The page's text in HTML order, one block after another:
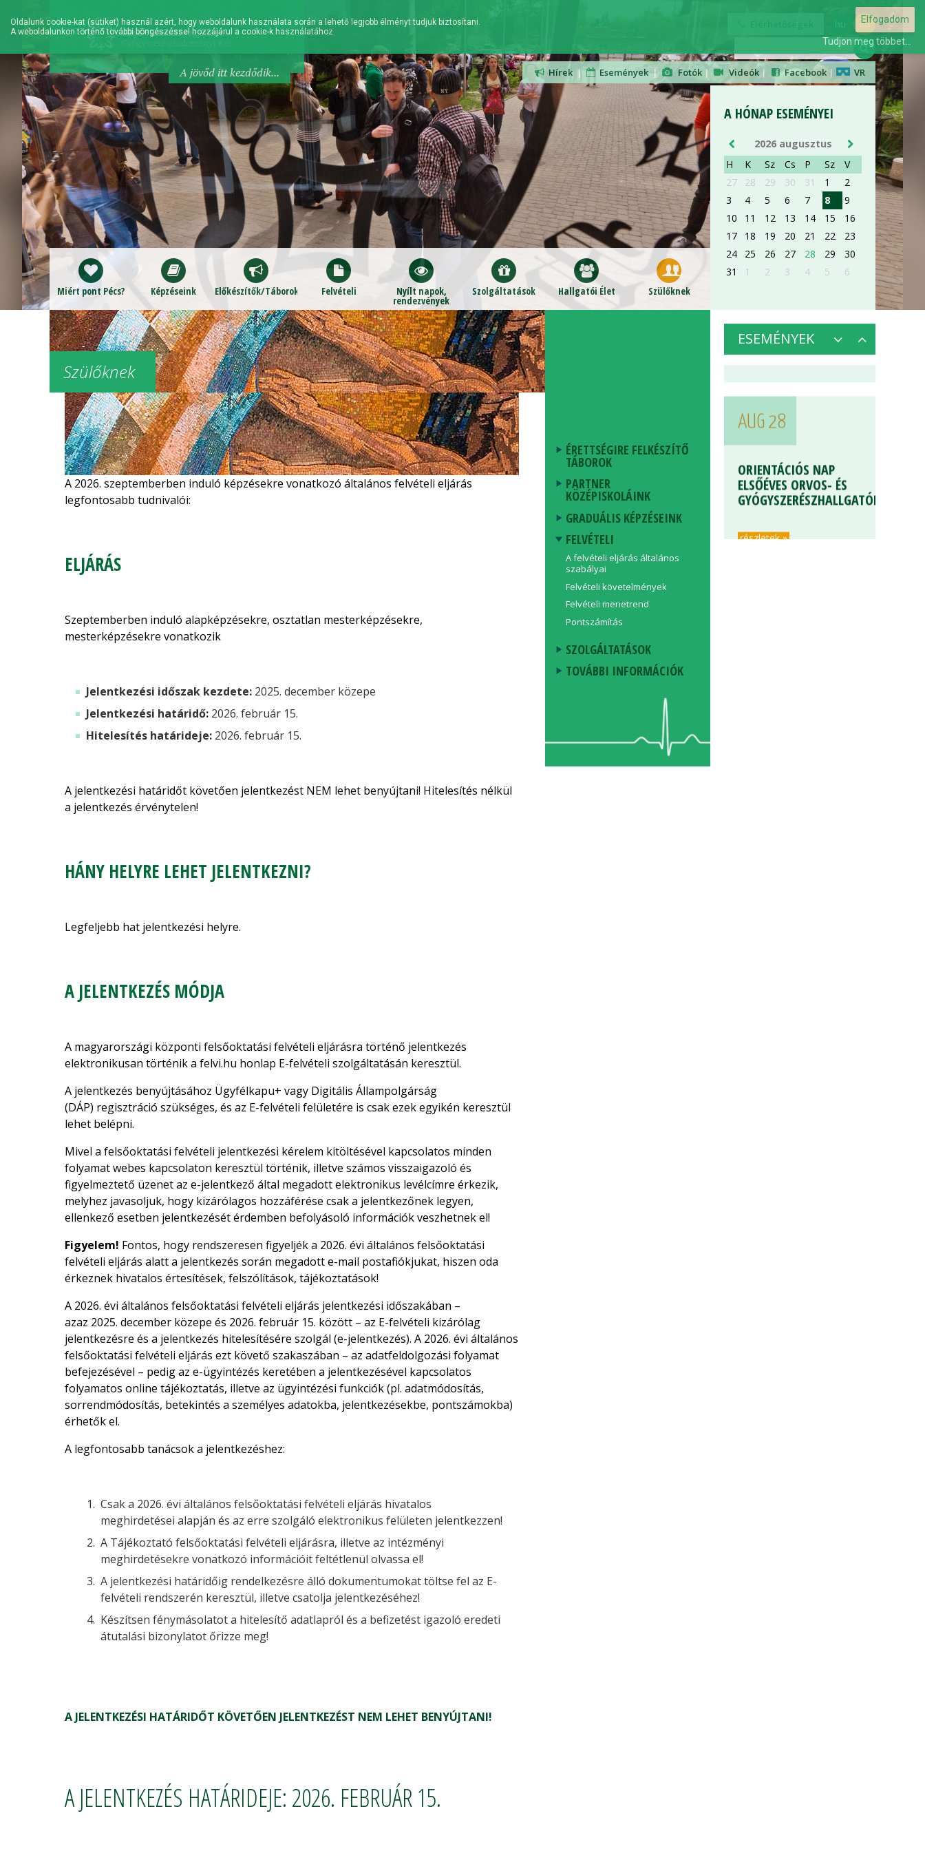
hu en
Hírek| Események | Fotók| Videók | Facebook | VR
A jövőd itt kezdődik...
Miért pont Pécs? Képzéseink Előkészítők/Táborok Felvételi Nyílt napok,
rendezvények
Szolgáltatások Hallgatói Élet Szülőknek
Szülőknek
A 2026. szeptemberben induló képzésekre vonatkozó általános felvételi eljárás
legfontosabb tudnivalói:
ELJÁRÁS
Szeptemberben induló alapképzésekre, osztatlan mesterképzésekre,
mesterképzésekre vonatkozik
Jelentkezési időszak kezdete: 2025. december közepe
Jelentkezési határidő: 2026. február 15.
Hitelesítés határideje: 2026. február 15.
A jelentkezési határidőt követően jelentkezést NEM lehet benyújtani! Hitelesítés nélkül
a jelentkezés érvénytelen!
HÁNY HELYRE LEHET JELENTKEZNI?
Legfeljebb hat jelentkezési helyre.
A JELENTKEZÉS MÓDJA
A magyarországi központi felsőoktatási felvételi eljárásra történő jelentkezés
elektronikusan történik a felvi.hu honlap E-felvételi szolgáltatásán keresztül.
A jelentkezés benyújtásához Ügyfélkapu+ vagy Digitális Állampolgárság
(DÁP) regisztráció szükséges, és az E-felvételi felületére is csak ezek egyikén keresztül
lehet belépni.
Mivel a felsőoktatási felvételi jelentkezési kérelem kitöltésével kapcsolatos minden
folyamat webes kapcsolaton keresztül történik, illetve számos visszaigazoló és
figyelmeztető üzenet az e-jelentkező által megadott elektronikus levélcímre érkezik,
melyhez javasoljuk, hogy kizárólagos hozzáférése csak a jelentkezőnek legyen,
ellenkező esetben jelentkezését érdemben befolyásoló információk veszhetnek el!
Figyelem! Fontos, hogy rendszeresen figyeljék a 2026. évi általános felsőoktatási
felvételi eljárás alatt a jelentkezés során megadott e-mail postafiókjukat, hiszen oda
érkeznek hivatalos értesítések, felszólítások, tájékoztatások!
A 2026. évi általános felsőoktatási felvételi eljárás jelentkezési időszakában –
azaz 2025. december közepe és 2026. február 15. között – az E-felvételi kizárólag
jelentkezésre és a jelentkezés hitelesítésére szolgál (e-jelentkezés). A 2026. évi általános
felsőoktatási felvételi eljárás ezt követő szakaszában – az adatfeldolgozási folyamat
befejezésével – pedig az e-ügyintézés keretében a jelentkezésével kapcsolatos
folyamatos online tájékoztatás, illetve az ügyintézési funkciók (pl. adatmódosítás,
sorrendmódosítás, betekintés a személyes adatokba, jelentkezésekbe, pontszámokba)
érhetők el.
A legfontosabb tanácsok a jelentkezéshez:
Csak a 2026. évi általános felsőoktatási felvételi eljárás hivatalos
meghirdetései alapján és az erre szolgáló elektronikus felületen jelentkezzen!
A Tájékoztató felsőoktatási felvételi eljárásra, illetve az intézményi
meghirdetésekre vonatkozó információit feltétlenül olvassa el!
A jelentkezési határidőig rendelkezésre álló dokumentumokat töltse fel az E-
felvételi rendszerén keresztül, illetve csatolja jelentkezéséhez!
Készítsen fénymásolatot a hitelesítő adatlapról és a befizetést igazoló eredeti
átutalási bizonylatot őrizze meg!
A JELENTKEZÉSI HATÁRIDŐT KÖVETŐEN JELENTKEZÉST NEM LEHET BENYÚJTANI!
A JELENTKEZÉS HATÁRIDEJE: 2026. FEBRUÁR 15.
ÉRETTSÉGIRE FELKÉSZÍTŐ
TÁBOROK
PARTNER
KÖZÉPISKOLÁINK
GRADUÁLIS KÉPZÉSEINK
FELVÉTELI
A felvételi eljárás általános
szabályai
Felvételi követelmények
Felvételi menetrend
Pontszámítás
SZOLGÁLTATÁSOK
TOVÁBBI INFORMÁCIÓK
ESEMÉNYEK
A HÓNAP ESEMÉNYEI
2026 augusztus
H
K Sz Cs P Sz
V
27
28 29 30 31 1
2
3
4 5 6 7 8
9
10
11 12 13 14 15
16
17
18 19 20 21 22
23
24
25 26 27 28 29
30
31
1 2 3 4 5 6
ORIENTÁCIÓS NAP
ELSŐÉVES ORVOS- ÉS
GYÓGYSZERÉSZHALLGATÓKNAK
AUG 28
ORIENTÁCIÓS NAP
ELSŐÉVES ORVOS- ÉS
GYÓGYSZERÉSZHALLGATÓKNAK
AUG 28
GYÓGYSZERÉSZHALLGATÓKNAK
részletek »
Oldalunk cookie-kat (sütiket) használ azért, hogy weboldalunk használata során a lehető legjobb élményt tudjuk biztosítani.
A weboldalunkon történő további böngészéssel hozzájárul a cookie-k használatához.
Elfogadom
Tudjon meg többet...